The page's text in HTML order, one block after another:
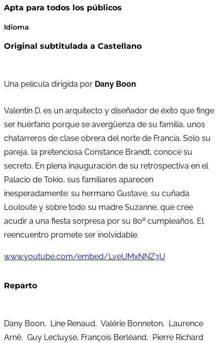
Apta para todos los públicos
Idioma
Original subtitulada a Castellano
Una película dirigida por Dany Boon
Valentin D. es un arquitecto y diseñador de éxito que finge
ser huérfano porque se avergüenza de su familia, unos
chatarreros de clase obrera del norte de Francia. Solo su
pareja, la pretenciosa Constance Brandt, conoce su
secreto. En plena inauguración de su retrospectiva en el
Palacio de Tokio, sus familiares aparecen
inesperadamente: su hermano Gustave, su cuñada
Louloute y sobre todo su madre Suzanne, que cree
acudir a una fiesta sorpresa por su 80º cumpleaños. El
reencuentro promete ser inolvidable.
www.youtube.com/embed/LveUMxNNZ3U
Reparto
Dany Boon, Line Renaud, Valérie Bonneton, Laurence
Arné, Guy Lecluyse, François Berléand, Pierre Richard